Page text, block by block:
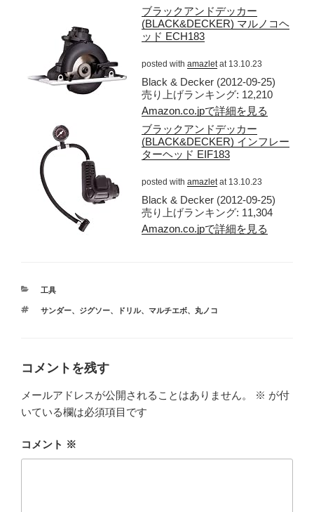
ブラックアンドデッカー
(BLACK&DECKER) マルノコヘ
ッド ECH183
posted with amazletat 13.10.23
Black & Decker (2012-09-25)
売り上げランキング: 12,210
Amazon.co.jpで詳細を見る
ブラックアンドデッカー
(BLACK&DECKER) インフレー
ターヘッド EIF183
posted with amazletat 13.10.23
Black & Decker (2012-09-25)
売り上げランキング: 11,304
Amazon.co.jpで詳細を見る
カ
ゴ
工具
タ
サンダー、 ジグソー、 ドリル、 マルチエボ、 丸ノコ
コメントを残す
メールアドレスが公開されることはありません。 ※ が付
いている欄は必須項目です
コメント ※